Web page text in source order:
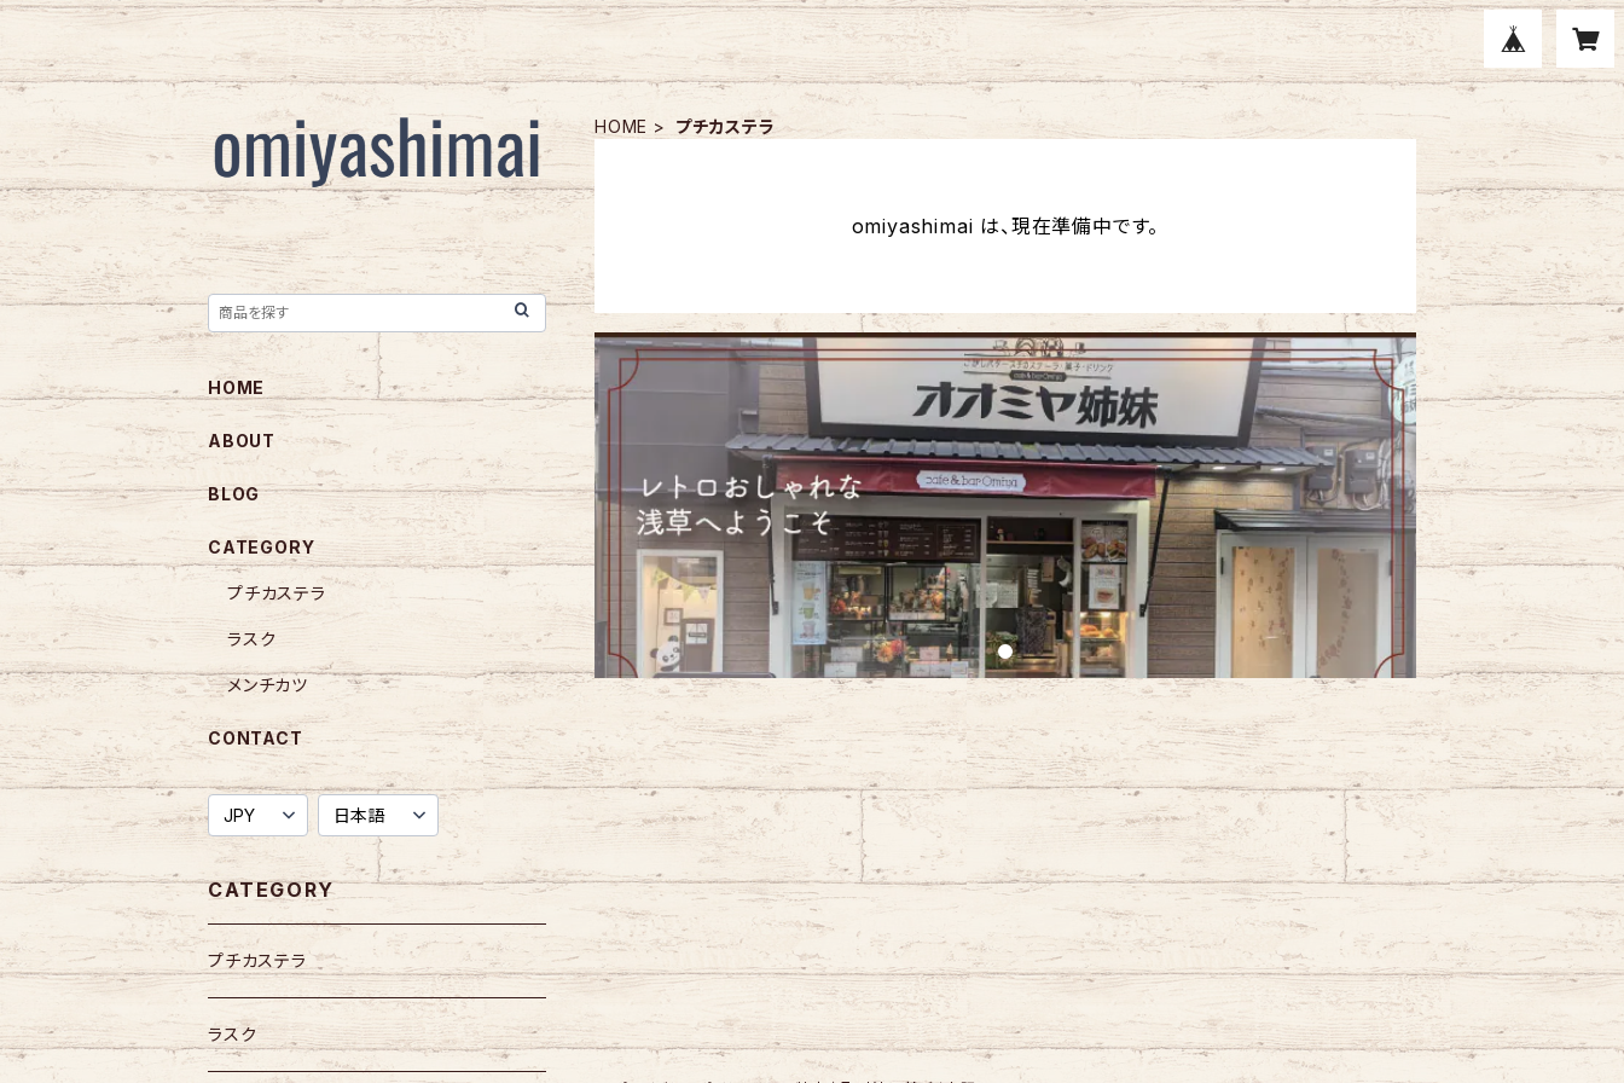
HOME プチカステラ
omiyashimai は、現在準備中です。
HOME
ABOUT
BLOG
CATEGORY
プチカステラ
ラスク
メンチカツ
CONTACT
CATEGORY
プチカステラ
ラスク